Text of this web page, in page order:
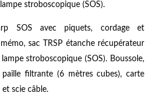
stroboscopique (SOS).
SOS avec piquets, cordage et
sac TRSP étanche récupérateur
stroboscopique (SOS). Boussole,
paille filtrante (6 mètres cubes), carte
scie câble.